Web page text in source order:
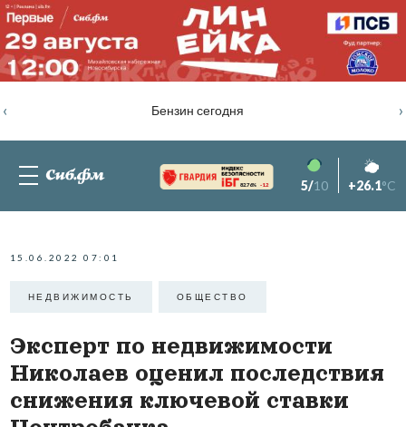
Бензин сегодня
‹ ›
82.76% -1.2 5/10 +26.1°C
15.06.2022 07:01
НЕДВИЖИМОСТЬ ОБЩЕСТВО
Эксперт по недвижимости
Николаев оценил последствия
снижения ключевой ставки